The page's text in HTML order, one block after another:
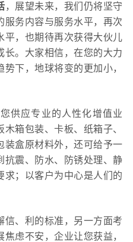
，展望未来，我们仍将坚守
服务内容与服务水平，再次
平，也期待再次获得大伙儿
长。大家相信，在您的大力
下，地球将变的更加小，
供应专业的人性化增值业
箱包装、卡板、纸箱子、
装盒原材料外，还可给予一
抗震、防水、防锈处理、静
求；以客户为中心是人们的
信、利的标准，另一方面考
虑不安，企业让您获益，